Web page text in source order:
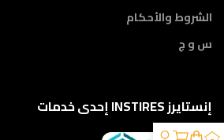
الشروط والأحكام
س و ج
إنستايرز INSTIRES إحدى خدمات